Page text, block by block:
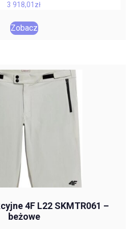
3 918,01 zł
Zobacz
4F L22 SKMTR061 –
beżowe